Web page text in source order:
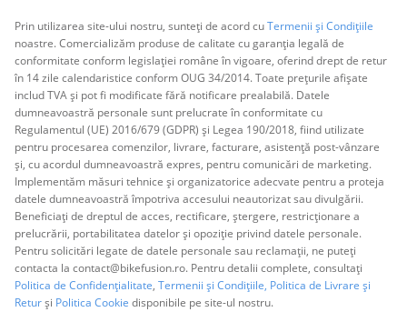
Prin utilizarea site-ului nostru, sunteți de acord cuTermenii și Condițiile
noastre. Comercializăm produse de calitate cu garanția legală de
conformitate conform legislației române în vigoare, oferind drept de retur
în 14 zile calendaristice conform OUG 34/2014. Toate prețurile afișate
includ TVA și pot fi modificate fără notificare prealabilă. Datele
dumneavoastră personale sunt prelucrate în conformitate cu
Regulamentul (UE) 2016/679 (GDPR) și Legea 190/2018, fiind utilizate
pentru procesarea comenzilor, livrare, facturare, asistență post-vânzare
și, cu acordul dumneavoastră expres, pentru comunicări de marketing.
Implementăm măsuri tehnice și organizatorice adecvate pentru a proteja
datele dumneavoastră împotriva accesului neautorizat sau divulgării.
Beneficiați de dreptul de acces, rectificare, ștergere, restricționare a
prelucrării, portabilitatea datelor și opoziție privind datele personale.
Pentru solicitări legate de datele personale sau reclamații, ne puteți
contacta la contact@bikefusion.ro. Pentru detalii complete, consultați
Politica de Confidențialitate, Termenii și Condițiile, Politica de Livrare și
Returși Politica Cookie disponibile pe site-ul nostru.